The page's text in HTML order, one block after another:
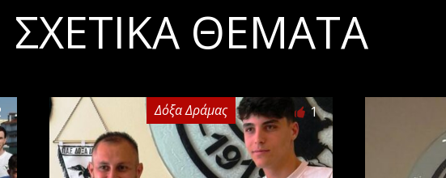
ΣΧΕΤΙΚΆ ΘΈΜΑΤΑ
Δόξα Δράμας 1